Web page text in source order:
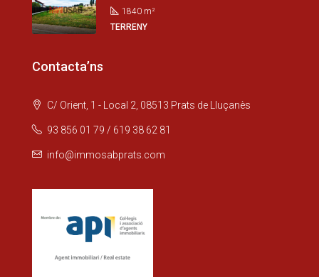
1840 m²
TERRENY
Contacta’ns
C/ Orient, 1 - Local 2, 08513 Prats de Lluçanès
93 856 01 79 / 619 38 62 81
info@immosabprats.com